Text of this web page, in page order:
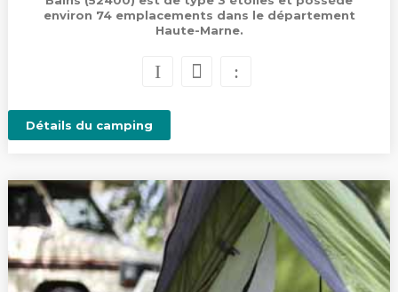
environ 74 emplacements dans le département
Haute-Marne.
Détails du camping